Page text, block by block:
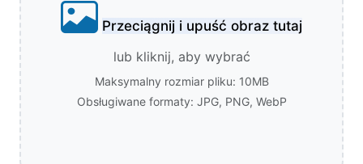
Przeciągnij i upuść obraz tutaj
lub kliknij, aby wybrać
Maksymalny rozmiar pliku: 10MB
Obsługiwane formaty: JPG, PNG, WebP